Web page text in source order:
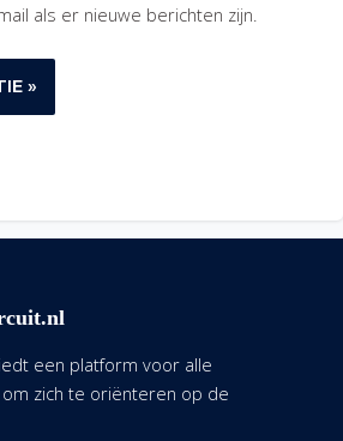
als er nieuwe berichten zijn.
een platform voor alle
zich te oriënteren op de